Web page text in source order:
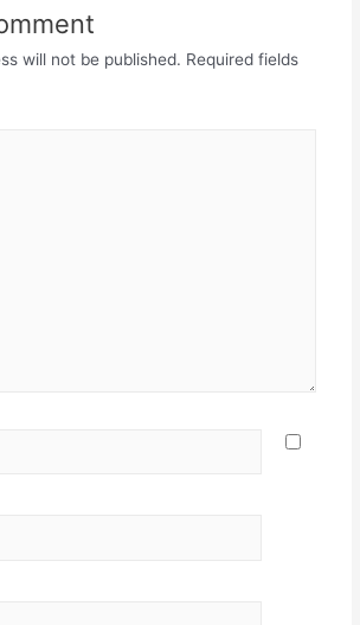
will not be published. Required fields